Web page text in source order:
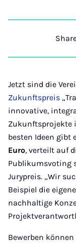
Jetzt sind die
Zukunftspreis
innovative,
Zukunftsprojekte
besten Ideen gibt
Euro, verteilt auf
Publikumsvoting
Jurypreis. „Wir
Beispiel die
nachhaltige
Bewerben